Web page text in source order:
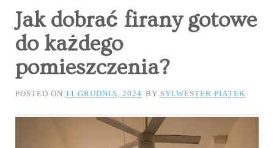
Jak dobrać firany gotowe
do każdego
pomieszczenia?
POSTED ON 11 GRUDNIA, 2024 BY SYLWESTER PIĄTEK